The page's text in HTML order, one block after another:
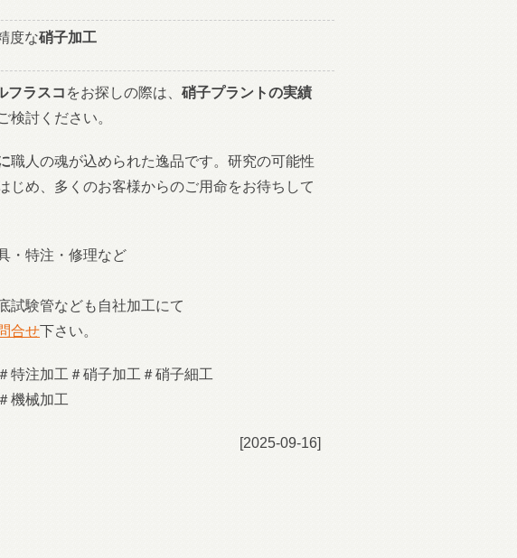
度な硝子加工
フラスコ をお探しの際は、 硝子プラントの実績
検討ください。
職人の魂が込められた逸品です。研究の可能性
じめ、多くのお客様からのご用命をお待ちして
・特注・修理など
試験管なども自社加工にて
合せ下さい。
特注加工＃硝子加工＃硝子細工
機械加工
[2025-09-16]